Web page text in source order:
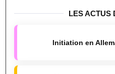
LES ACTUS
Initiation en